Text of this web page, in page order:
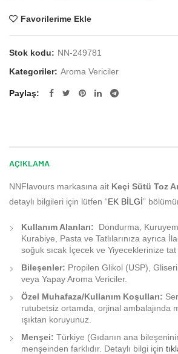
Favorilerime Ekle
Stok kodu: NN-249781
Kategoriler: Aroma Vericiler
Paylaş
AÇIKLAMA
NNFlavours markasına ait Keçi Sütü Toz
detaylı bilgileri için lütfen “EK BİLGİ”
Kullanım Alanları: Dondurma,
Kurabiye, Pasta ve Tatlılarınıza ayrıca
soğuk sıcak İçecek ve Yiyeceklerinize
Bileşenler: Propilen Glikol (USP),
veya Yapay Aroma Vericiler.
Özel Muhafaza/Kullanım Koşulları:
rutubetsiz ortamda, orjinal ambalajında
ışıktan koruyunuz.
Menşei: Türkiye (Gıdanın ana
menşeinden farklıdır. Detaylı bilgi için